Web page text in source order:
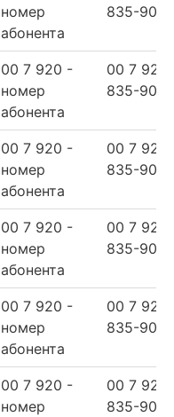
номер
абонента
835-90-
00 7 920 -
номер
абонента
00 7 920
835-90-
00 7 920 -
номер
абонента
00 7 920
835-90-
00 7 920 -
номер
абонента
00 7 920
835-90-
00 7 920 -
номер
абонента
00 7 920
835-90-
00 7 920 -
номер
00 7 920
835-90-